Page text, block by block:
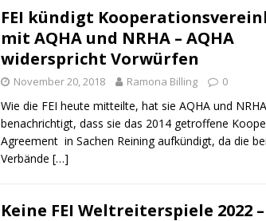
FEI kündigt
mit AQHA und NRHA – AQHA
widerspricht Vorwürfen
November 20, 2018 Ramona Billing 0
Wie die FEI heute mitteilte, hat sie AQHA und NRHA
benachrichtigt, dass sie das 2014 getroffene
Agreement in Sachen Reining aufkündigt, da die
Verbände […]
Keine FEI Weltreiterspiele 2022 –